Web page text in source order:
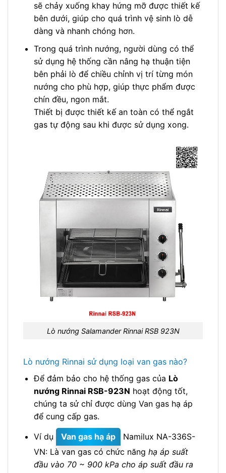
sẽ chảy xuống khay hứng mỡ được thiết kế
bên dưới, giúp cho quá trình vệ sinh lò dễ
dàng và nhanh chóng hơn.
Trong quá trình nướng, người dùng có thể
sử dụng hệ thống cần nâng hạ thuận tiện
bên phải lò để chiều chỉnh vị trí từng món
nướng cho phù hợp, giúp thực phẩm được
chín đều, ngon mắt.
Thiết bị được thiết kế an toàn có thể ngắt
gas tự động sau khi được sử dụng xong.
Lò nướng Salamander Rinnai RSB 923N
Lò nướng Rinnai sử dụng loại van gas nào?
Để đảm bảo cho hệ thống gas của Lò
nướng Rinnai RSB-923N hoạt động tốt,
chúng ta sử chỉ được dùng Van gas hạ áp
để cung cấp gas.
Ví dụ
Van gas hạ áp
Namilux NA-336S-
VN: Là van gas có chức năng hạ áp suất
đầu vào 70 ~ 900 kPa cho áp suất đầu ra